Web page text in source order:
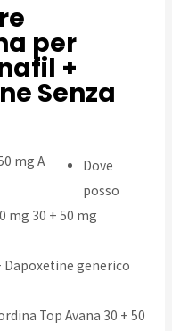
per
+
Senza
Dove
posso
mg 30 + 50 mg
Dapoxetine generico
Top Avana 30 + 50